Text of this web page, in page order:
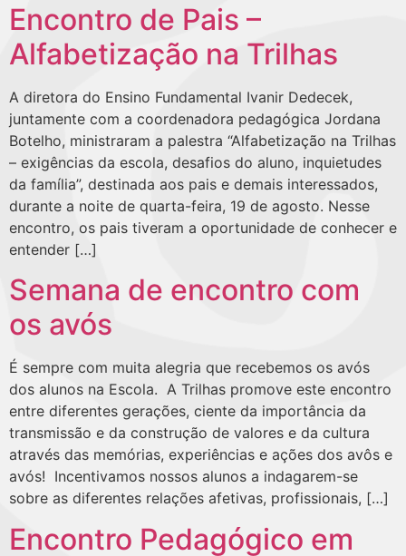
Encontro de Pais –
Alfabetização na Trilhas
A diretora do Ensino Fundamental Ivanir Dedecek,
juntamente com a coordenadora pedagógica Jordana
Botelho, ministraram a palestra “Alfabetização na Trilhas
– exigências da escola, desafios do aluno, inquietudes
da família”, destinada aos pais e demais interessados,
durante a noite de quarta-feira, 19 de agosto. Nesse
encontro, os pais tiveram a oportunidade de conhecer e
entender […]
Semana de encontro com
os avós
É sempre com muita alegria que recebemos os avós
dos alunos na Escola. A Trilhas promove este encontro
entre diferentes gerações, ciente da importância da
transmissão e da construção de valores e da cultura
através das memórias, experiências e ações dos avôs e
avós! Incentivamos nossos alunos a indagarem-se
sobre as diferentes relações afetivas, profissionais, […]
Encontro Pedagógico em